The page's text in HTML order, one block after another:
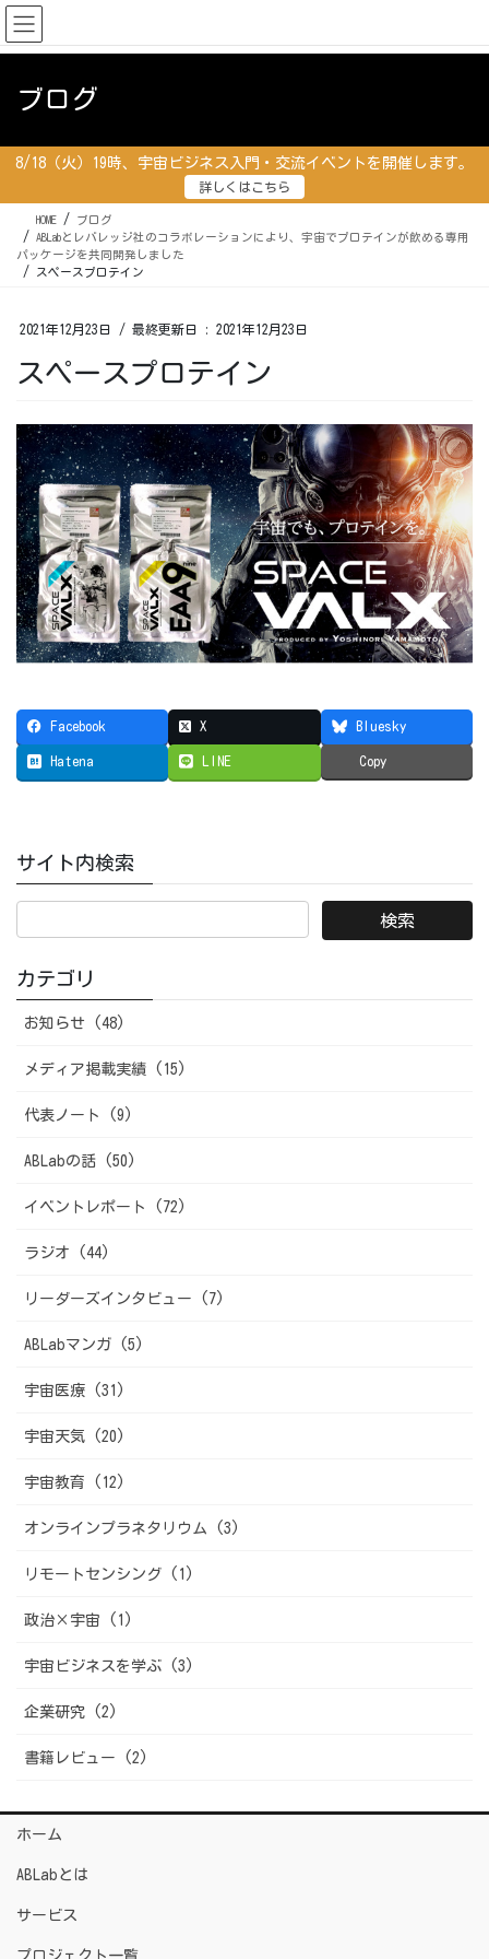
コ
ン
テ
移
ナ
ビ
ゲ
ン
ブログ
8/18（火）19時、宇宙ビジネス入門・交流イベントを開催します。
詳しくはこちら
HOME
ブログ
ABLabとレバレッジ社のコラボレーションにより、宇宙でプロテインが飲める専用
パッケージを共同開発しました
スペースプロテイン
2021年12月23日 / 最終更新日 : 2021年12月23日
スペースプロテイン
Facebook X Bluesky
Hatena LINE Copy
サイト内検索
カテゴリ
お知らせ (48)
メディア掲載実績 (15)
代表ノート (9)
ABLabの話 (50)
イベントレポート (72)
ラジオ (44)
リーダーズインタビュー (7)
ABLabマンガ (5)
宇宙医療 (31)
宇宙天気 (20)
宇宙教育 (12)
オンラインプラネタリウム (3)
リモートセンシング (1)
政治×宇宙 (1)
宇宙ビジネスを学ぶ (3)
企業研究 (2)
書籍レビュー (2)
ホーム
ABLabとは
サービス